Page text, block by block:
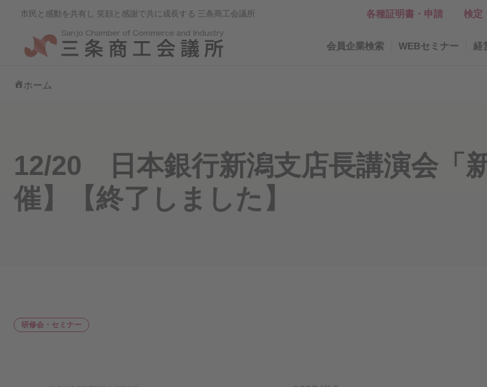
市民と感動を共有し 笑顔と感謝で共に成長する 三条商工会議所 各種証明書・申請 検定
会員企業検索 WEBセミナー 経
ホーム
12/20 日本銀行新潟支店長講演会「
催】【終了しました】
研修会・セミナー